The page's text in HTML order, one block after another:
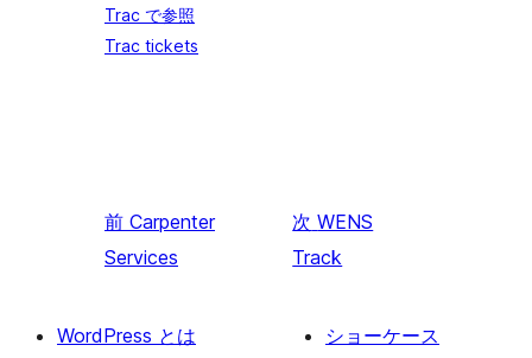
Trac で参照
Trac tickets
前 Carpenter
Services
次 WENS
Track
WordPress とは
ショーケース